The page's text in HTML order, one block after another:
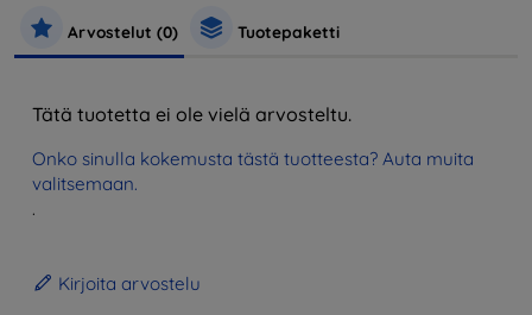
Arvostelut (0) Tuotepaketti
Tätä tuotetta ei ole vielä arvosteltu.
Onko sinulla kokemusta tästä tuotteesta? Auta muita
valitsemaan.
.
Kirjoita arvostelu